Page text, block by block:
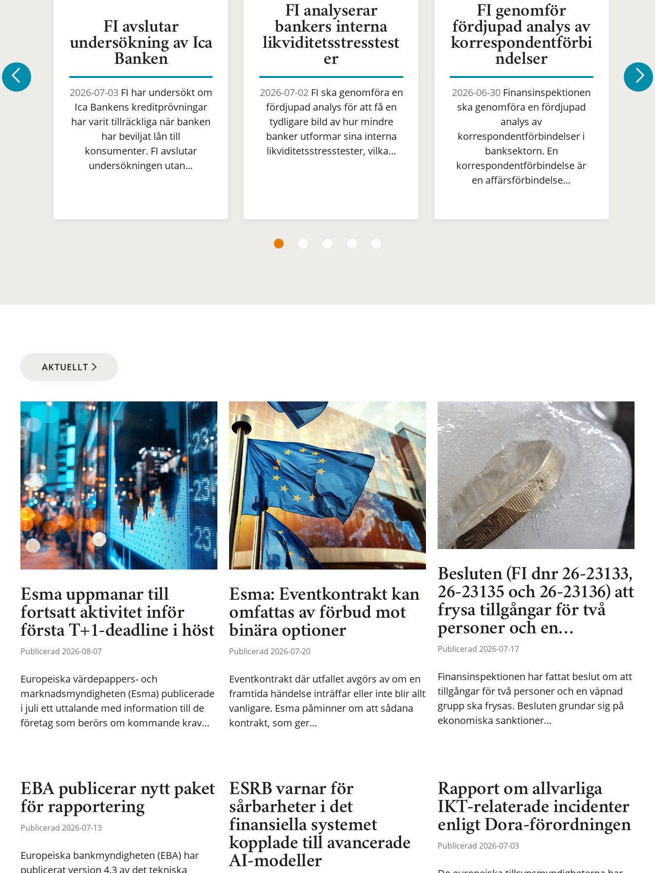
FI avslutar
undersökning av Ica
Banken
2026-07-03FI har undersökt om
Ica Bankens kreditprövningar
har varit tillräckliga när banken
har beviljat lån till
konsumenter. FI avslutar
undersökningen utan…
FI analyserar
bankers interna
likviditetsstresstest
er
2026-07-02FI ska genomföra en
fördjupad analys för att få en
tydligare bild av hur mindre
banker utformar sina interna
likviditetsstresstester, vilka…
FI genomför
fördjupad analys av
korrespondentförbi
ndelser
2026-06-30 Finansinspektionen
ska genomföra en fördjupad
analys av
korrespondentförbindelser i
banksektorn. En
korrespondentförbindelse är
en affärsförbindelse…
AKTUELLT
Esma uppmanar till
fortsatt aktivitet inför
första T+1-deadline i höst
Publicerad 2026-08-07
Europeiska värdepappers- och
marknadsmyndigheten (Esma) publicerade
i juli ett uttalande med information till de
företag som berörs om kommande krav…
Esma: Eventkontrakt kan
omfattas av förbud mot
binära optioner
Publicerad 2026-07-20
Eventkontrakt där utfallet avgörs av om en
framtida händelse inträffar eller inte blir allt
vanligare. Esma påminner om att sådana
kontrakt, som ger…
Besluten (FI dnr 26-23133,
26-23135 och 26-23136) att
frysa tillgångar för två
personer och en…
Publicerad 2026-07-17
Finansinspektionen har fattat beslut om att
tillgångar för två personer och en väpnad
grupp ska frysas. Besluten grundar sig på
ekonomiska sanktioner…
EBA publicerar nytt paket
för rapportering
Publicerad 2026-07-13
Europeiska bankmyndigheten (EBA) har
publicerat version 4.3 av det tekniska
ESRB varnar för
sårbarheter i det
finansiella systemet
kopplade till avancerade
AI-modeller
Rapport om allvarliga
IKT-relaterade incidenter
enligt Dora-förordningen
Publicerad 2026-07-03